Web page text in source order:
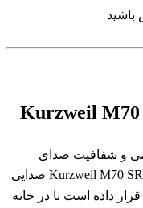
باشید
و شفافیت صدای
پیانوی گرند را دارا هستند. پیانوی دیجیتال Kurzweil M70 SR صدایی
داده است تا در خانه